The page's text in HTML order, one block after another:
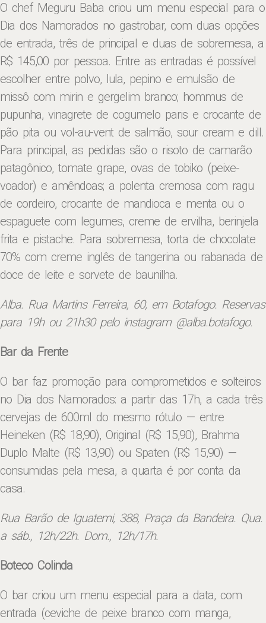
O chef Meguru Baba criou um menu especial para o
Dia dos Namorados no gastrobar, com duas opções
de entrada, três de principal e duas de sobremesa, a
R$ 145,00 por pessoa. Entre as entradas é possível
escolher entre polvo, lula, pepino e emulsão de
missô com mirin e gergelim branco; hommus de
pupunha, vinagrete de cogumelo paris e crocante de
pão pita ou vol-au-vent de salmão, sour cream e dill.
Para principal, as pedidas são o risoto de camarão
patagônico, tomate grape, ovas de tobiko (peixe-
voador) e amêndoas; a polenta cremosa com ragu
de cordeiro, crocante de mandioca e menta ou o
espaguete com legumes, creme de ervilha, berinjela
frita e pistache. Para sobremesa, torta de chocolate
70% com creme inglês de tangerina ou rabanada de
doce de leite e sorvete de baunilha.
Alba. Rua Martins Ferreira, 60, em Botafogo. Reservas
para 19h ou 21h30 pelo instagram @alba.botafogo.
Bar da Frente
O bar faz promoção para comprometidos e solteiros
no Dia dos Namorados: a partir das 17h, a cada três
cervejas de 600ml do mesmo rótulo — entre
Heineken (R$ 18,90), Original (R$ 15,90), Brahma
Duplo Malte (R$ 13,90) ou Spaten (R$ 15,90) —
consumidas pela mesa, a quarta é por conta da
casa.
Rua Barão de Iguatemi, 388, Praça da Bandeira. Qua.
a sáb., 12h/22h. Dom., 12h/17h.
Boteco Colinda
O bar criou um menu especial para a data, com
entrada (ceviche de peixe branco com manga,